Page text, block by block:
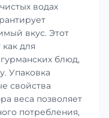
водах
вкус. Этот
для
блюд,
Упаковка
свойства
веса позволяет
потребления,